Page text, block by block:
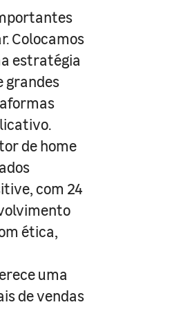
Colocamos
estratégia
grandes
de home
com 24
ética,
uma
de vendas